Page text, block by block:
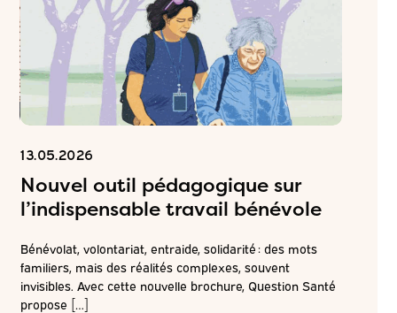
13.05.2026
Nouvel outil pédagogique sur
l’indispensable travail bénévole
Bénévolat, volontariat, entraide, solidarité : des mots
familiers, mais des réalités complexes, souvent
invisibles. Avec cette nouvelle brochure, Question Santé
propose […]